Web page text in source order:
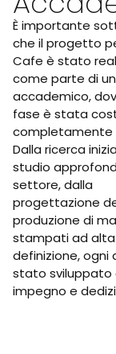
È importante
che il progetto
Cafe è stato
come parte di
accademico,
fase è stata
completamente
Dalla ricerca
studio
settore, dalla
progettazione
produzione di
stampati ad alta
definizione, ogni
stato sviluppato
impegno e